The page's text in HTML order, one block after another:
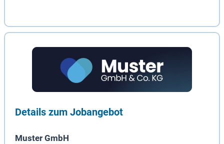
Details zum Jobangebot
Muster GmbH